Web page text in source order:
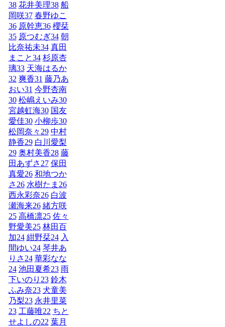
38 花井美理38 船
岡咲37 春野ゆこ
36 原幹恵36 櫻栞
35 原つむぎ34 朝
比奈祐未34 真田
まこと34 杉原杏
璃33 天海はるか
32 爽香31 藤乃あ
おい31 今野杏南
30 松嶋えいみ30
宮越虹海30 国友
愛佳30 小柳歩30
松岡奈々29 中村
静香29 白川愛梨
29 奥村美香28 藤
田あずさ27 保田
真愛26 和地つか
さ26 水樹たま 26
西永彩奈26 白波
瀬海来26 緒方咲
25 高橋凛25 佐々
野愛美25 林田百
加24 紺野栞24 入
間ゆい24 琴井あ
りさ24 華彩なな
24 池田夏希23 雨
下いのり 23 鈴木
ふみ奈23 犬童美
乃梨23 永井里菜
23 工藤唯22 ちと
せよしの22 葉月